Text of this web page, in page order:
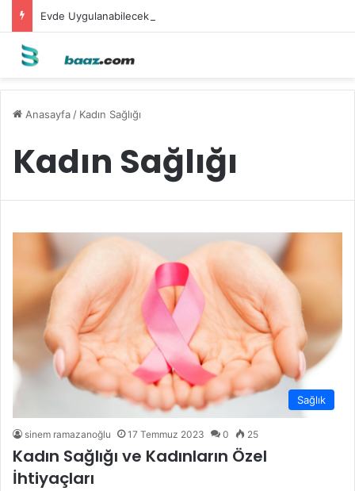
Evde Uygulanabilecek Leke Karşıtı Maskeler
Anasayfa / Kadın Sağlığı
Kadın Sağlığı
Sağlık
sinem ramazanoğlu 17 Temmuz 2023 0 25
Kadın Sağlığı ve Kadınların Özel
İhtiyaçları